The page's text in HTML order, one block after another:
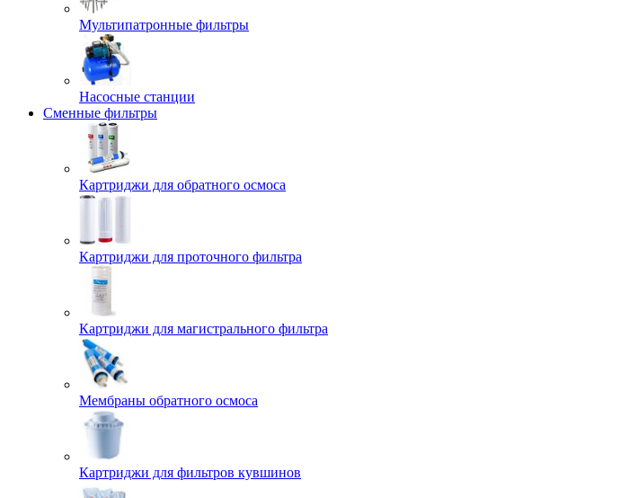
Мультипатронные фильтры
Насосные станции
Сменные фильтры
Картриджи для обратного осмоса
Картриджи для проточного фильтра
Картриджи для магистрального фильтра
Мембраны обратного осмоса
Картриджи для фильтров кувшинов